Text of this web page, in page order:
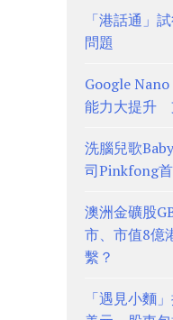
「港話通」
問題
Google
能力大提升
洗腦兒歌
司Pinkfong
澳洲金礦股
市、市值8
繫？
「遇見小麵